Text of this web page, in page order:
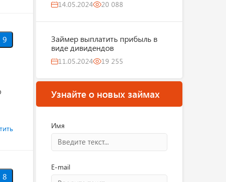
9
8
14.05.2024 20 088
Займер выплатить прибыль в
виде дивидендов
11.05.2024 19 255
Узнайте о новых займах
Имя
E-mail